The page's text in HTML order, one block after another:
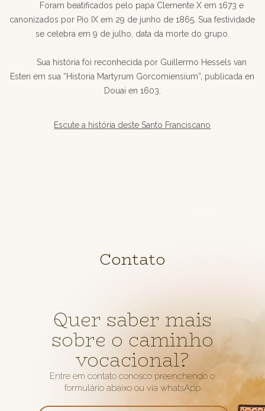
Foram beatificados pelo papa Clemente X em 1673 e
canonizados por Pio IX em 29 de junho de 1865. Sua festividade
se celebra em 9 de julho, data da morte do grupo.
Sua história foi reconhecida por Guillermo Hessels van
Esten em sua “Historia Martyrum Gorcomiensium”, publicada en
Douai en 1603.
Escute a história deste Santo Franciscano
Contato
Quer saber mais
sobre o caminho
vocacional?
Entre em contato conosco preenchendo o
formulário abaixo ou via whatsApp